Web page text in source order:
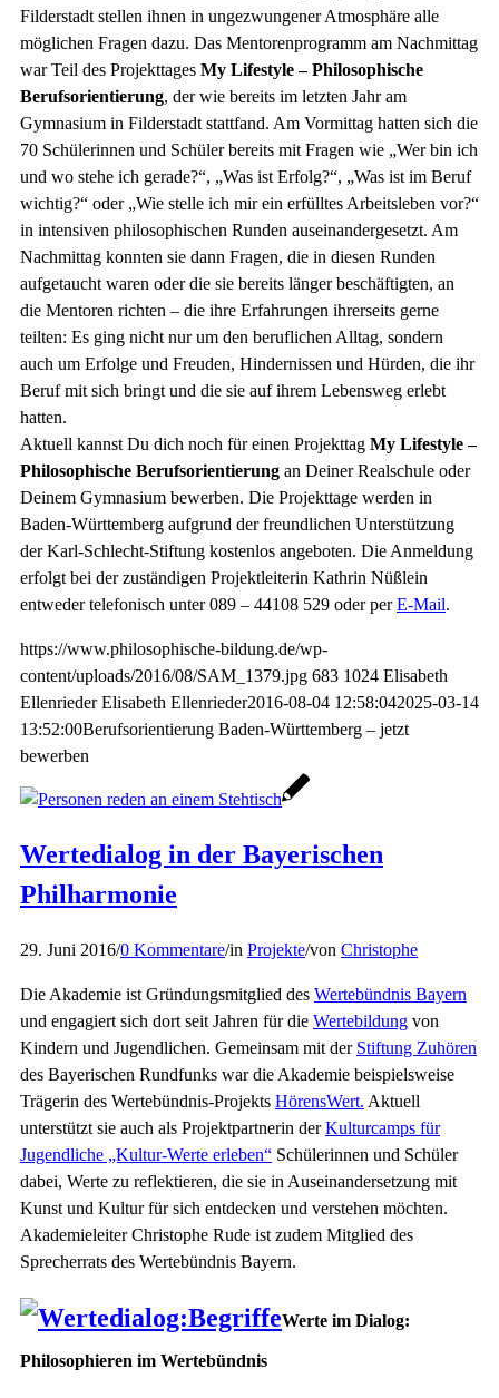
Filderstadt stellen ihnen in ungezwungener Atmosphäre alle
möglichen Fragen dazu. Das Mentorenprogramm am Nachmittag
war Teil des Projekttages My Lifestyle – Philosophische
Berufsorientierung, der wie bereits im letzten Jahr am
Gymnasium in Filderstadt stattfand. Am Vormittag hatten sich die
70 Schülerinnen und Schüler bereits mit Fragen wie „Wer bin ich
und wo stehe ich gerade?“, „Was ist Erfolg?“, „Was ist im Beruf
wichtig?“ oder „Wie stelle ich mir ein erfülltes Arbeitsleben vor?“
in intensiven philosophischen Runden auseinandergesetzt. Am
Nachmittag konnten sie dann Fragen, die in diesen Runden
aufgetaucht waren oder die sie bereits länger beschäftigten, an
die Mentoren richten – die ihre Erfahrungen ihrerseits gerne
teilten: Es ging nicht nur um den beruflichen Alltag, sondern
auch um Erfolge und Freuden, Hindernissen und Hürden, die ihr
Beruf mit sich bringt und die sie auf ihrem Lebensweg erlebt
hatten.
Aktuell kannst Du dich noch für einen Projekttag My Lifestyle –
Philosophische Berufsorientierung an Deiner Realschule oder
Deinem Gymnasium bewerben. Die Projekttage werden in
Baden-Württemberg aufgrund der freundlichen Unterstützung
der Karl-Schlecht-Stiftung kostenlos angeboten. Die Anmeldung
erfolgt bei der zuständigen Projektleiterin Kathrin Nüßlein
entweder telefonisch unter 089 – 44108 529 oder perE-Mail.
https://www.philosophische-bildung.de/wp-
content/uploads/2016/08/SAM_1379.jpg 683 1024 Elisabeth
Ellenrieder Elisabeth Ellenrieder2016-08-04 12:58:042025-03-14
13:52:00Berufsorientierung Baden-Württemberg – jetzt
bewerben
Wertedialog in der Bayerischen
Philharmonie
29. Juni 2016/0 Kommentare/in Projekte/von Christophe
Die Akademie ist Gründungsmitglied des Wertebündnis Bayern
und engagiert sich dort seit Jahren für die Wertebildung von
Kindern und Jugendlichen. Gemeinsam mit der Stiftung Zuhören
des Bayerischen Rundfunks war die Akademie beispielsweise
Trägerin des Wertebündnis-Projekts HörensWert. Aktuell
unterstützt sie auch als Projektpartnerin derKulturcamps für
Jugendliche „Kultur-Werte erleben“ Schülerinnen und Schüler
dabei, Werte zu reflektieren, die sie in Auseinandersetzung mit
Kunst und Kultur für sich entdecken und verstehen möchten.
Akademieleiter Christophe Rude ist zudem Mitglied des
Sprecherrats des Wertebündnis Bayern.
Werte im Dialog:
Philosophieren im Wertebündnis